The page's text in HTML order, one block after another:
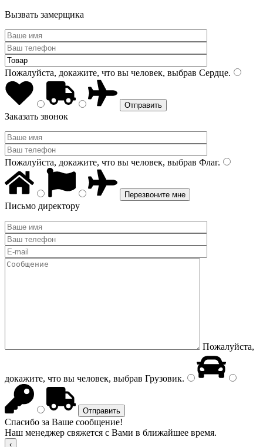
Вызвать замерщика
Пожалуйста, докажите, что вы человек, выбрав Сердце.
Заказать звонок
Пожалуйста, докажите, что вы человек, выбрав Флаг.
Письмо директору
Пожалуйста,
докажите, что вы человек, выбрав Грузовик.
Спасибо за Ваше сообщение!
Наш менеджер свяжется с Вами в ближайшее время.